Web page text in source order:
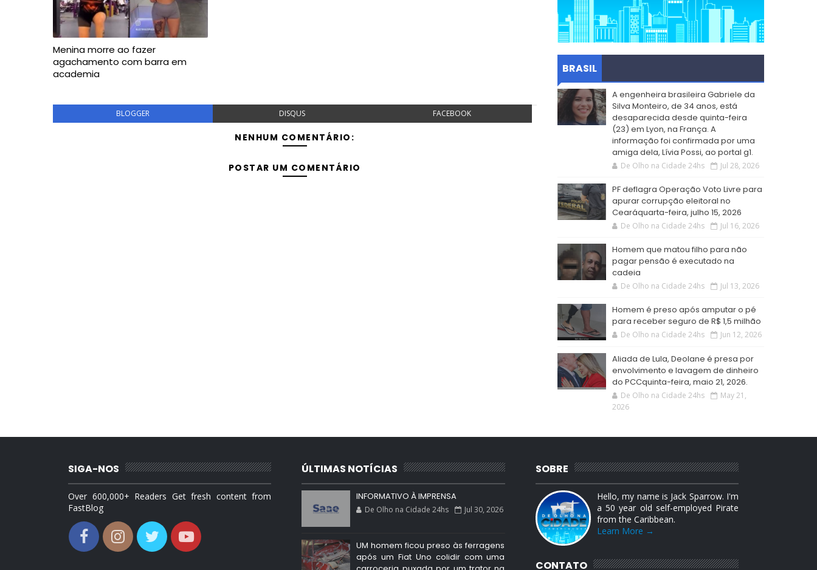
Menina morre ao fazer
agachamento com barra em
academia
BLOGGER DISQUS FACEBOOK
NENHUM COMENTÁRIO:
POSTAR UM COMENTÁRIO
BRASIL
A engenheira brasileira Gabriele da
Silva Monteiro, de 34 anos, está
desaparecida desde quinta-feira
(23) em Lyon, na França. A
informação foi confirmada por uma
amiga dela, Lívia Possi, ao portal g1.
De Olho na Cidade 24hs Jul 28, 2026
PF deflagra Operação Voto Livre para
apurar corrupção eleitoral no
Cearáquarta-feira, julho 15, 2026
De Olho na Cidade 24hs Jul 16, 2026
Homem que matou filho para não
pagar pensão é executado na
cadeia
De Olho na Cidade 24hs Jul 13, 2026
Homem é preso após amputar o pé
para receber seguro de R$ 1,5 milhão
De Olho na Cidade 24hs Jun 12, 2026
Aliada de Lula, Deolane é presa por
envolvimento e lavagem de dinheiro
do PCCquinta-feira, maio 21, 2026.
De Olho na Cidade 24hs
May 21,
2026
SIGA-NOS
Over 600,000+ Readers Get fresh content from
FastBlog
ÚLTIMAS NOTÍCIAS
INFORMATIVO À IMPRENSA
De Olho na Cidade 24hs Jul 30, 2026
UM homem ficou preso às ferragens
após um Fiat Uno colidir com uma
SOBRE
Hello, my name is Jack Sparrow. I'm
a 50 year old self-employed Pirate
from the Caribbean.
Learn More →
CONTATO